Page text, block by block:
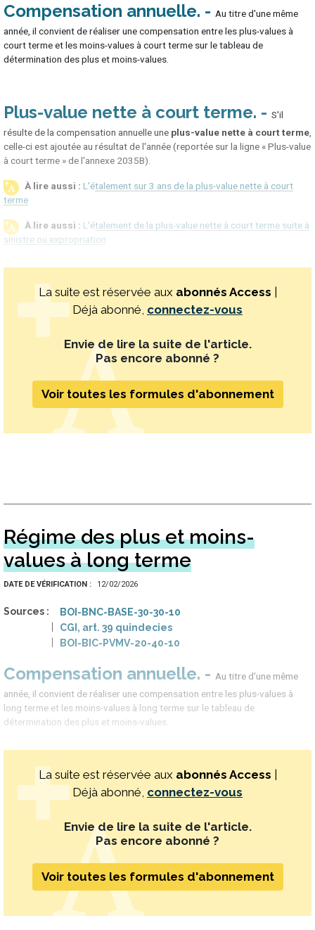
Compensation annuelle
Au titre d'une même
année, il convient de réaliser une compensation entre les plus-values à
court terme et les moins-values à court terme sur le tableau de
détermination des plus et moins-values.
Plus-value nette à court terme
S'il
résulte de la compensation annuelle une plus-value nette à court terme
celle-ci est ajoutée au résultat de l'année (reportée sur la ligne « Plus-value
à court terme » de l'annexe 2035B).
L'étalement sur 3 ans de la plus-value nette à court
terme
L'étalement de la plus-value nette à court terme suite à
sinistre ou expropriation
La suite est réservée aux abonnés Access |
Déjà abonné, connectez-vous
Envie de lire la suite de l'article.
Pas encore abonné ?
Voir toutes les formules d'abonnement
Régime des plus et moins-
values à long terme
DATE DE VÉRIFICATION 12/02/2026
Sources
BOI-BNC-BASE-30-30-10
CGI, art. 39 quindecies
BOI-BIC-PVMV-20-40-10
Compensation annuelle
Au titre d'une même
année, il convient de réaliser une compensation entre les plus-values à
long terme et les moins-values à long terme sur le tableau de
détermination des plus et moins-values.
La suite est réservée aux abonnés Access |
Déjà abonné, connectez-vous
Envie de lire la suite de l'article.
Pas encore abonné ?
Voir toutes les formules d'abonnement